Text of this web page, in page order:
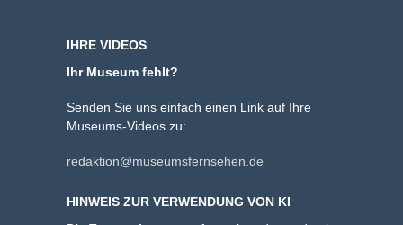
IHRE VIDEOS
Ihr Museum fehlt?
Senden Sie uns einfach einen Link auf Ihre
Museums-Videos zu:
redaktion@museumsfernsehen.de
HINWEIS ZUR VERWENDUNG VON KI